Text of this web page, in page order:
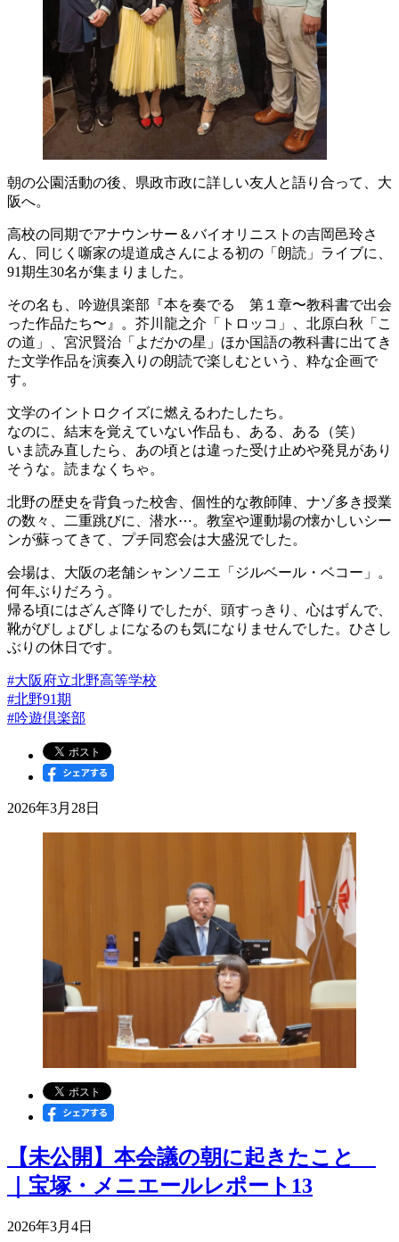
朝の公園活動の後、県政市政に詳しい友人と語り合って、大
阪へ。
高校の同期でアナウンサー＆バイオリニストの吉岡邑玲さ
ん、同じく噺家の堤道成さんによる初の「朗読」ライブに、
91期生30名が集まりました。
その名も、吟遊倶楽部『本を奏でる 第１章〜教科書で出会
った作品たち〜』。芥川龍之介「トロッコ」、北原白秋「こ
の道」、宮沢賢治「よだかの星」ほか国語の教科書に出てき
た文学作品を演奏入りの朗読で楽しむという、粋な企画で
す。
文学のイントロクイズに燃えるわたしたち。
なのに、結末を覚えていない作品も、ある、ある（笑）
いま読み直したら、あの頃とは違った受け止めや発見があり
そうな。読まなくちゃ。
北野の歴史を背負った校舎、個性的な教師陣、ナゾ多き授業
の数々、二重跳びに、潜水⋯。教室や運動場の懐かしいシー
ンが蘇ってきて、プチ同窓会は大盛況でした。
会場は、大阪の老舗シャンソニエ「ジルベール・ベコー」。
何年ぶりだろう。
帰る頃にはざんざ降りでしたが、頭すっきり、心はずんで、
靴がびしょびしょになるのも気になりませんでした。ひさし
ぶりの休日です。
#大阪府立北野高等学校
#北野91期
#吟遊倶楽部
2026年3月28日
【未公開】本会議の朝に起きたこと
｜宝塚・メニエールレポート13
2026年3月4日